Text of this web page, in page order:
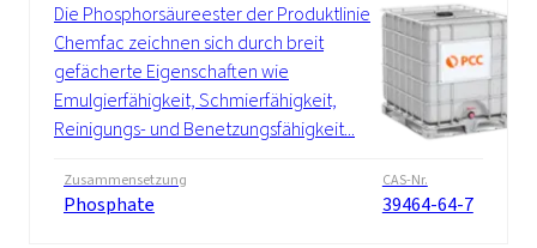
Die Phosphorsäureester der Produktlinie
Chemfac zeichnen sich durch breit
gefächerte Eigenschaften wie
Emulgierfähigkeit, Schmierfähigkeit,
Reinigungs- und Benetzungsfähigkeit...
Zusammensetzung
Phosphate
CAS-Nr.
39464-64-7